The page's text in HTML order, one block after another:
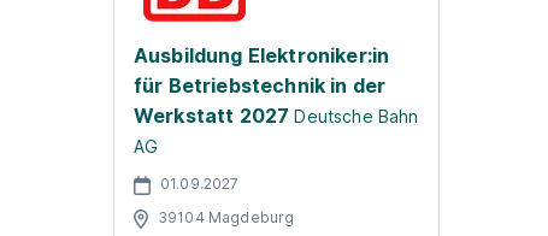
Ausbildung Elektroniker:in
für Betriebstechnik in der
Werkstatt 2027 Deutsche Bahn
AG
01.09.2027
39104 Magdeburg